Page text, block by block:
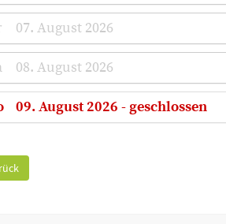
07. August 2026
08. August 2026
09. August 2026 - geschlossen